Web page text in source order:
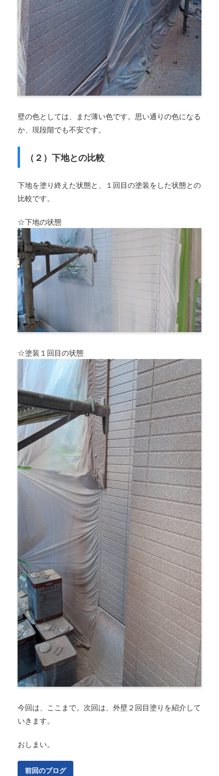
壁の色としては、まだ薄い色です。思い通りの色になる
か、現段階でも不安です。
（２）下地との比較
下地を塗り終えた状態と、１回目の塗装をした状態との
比較です。
☆下地の状態
☆塗装１回目の状態
今回は、ここまで。次回は、外壁２回目塗りを紹介して
いきます。
おしまい。
前回のブログ